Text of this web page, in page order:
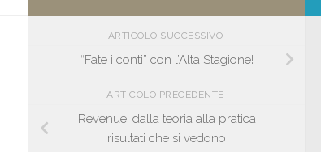
ARTICOLO SUCCESSIVO
“Fate i conti” con l’Alta Stagione!
ARTICOLO PRECEDENTE
Revenue: dalla teoria alla pratica
risultati che si vedono